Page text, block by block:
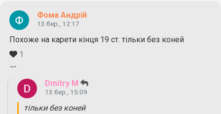
Фома Андрій
13 бер., 12:17
Похоже на карети кінця 19 ст. тільки без коней
1
Dmitry M
13 бер., 15:09
тільки без коней